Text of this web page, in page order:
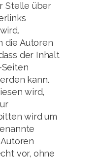
Stelle über
die Autoren
der Inhalt
kann.
wird,
wird um
vor, ohne